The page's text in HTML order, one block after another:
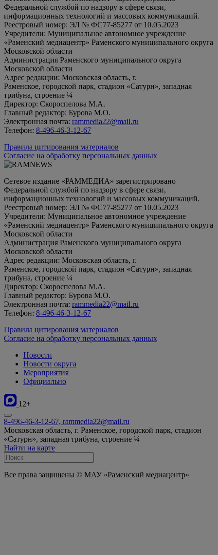
Федеральной службой по надзору в сфере связи,
информационных технологий и массовых коммуникаций.
Реестровый номер: ЭЛ № ФС77-85277 от 10.05.2023
Учредители: Муниципальное автономное учреждение
«Раменский медиацентр» Раменского муниципального округа
Московской области
Администрация Раменского муниципального округа
Московской области
Адрес редакции: Московская область, г.
Раменское, городской парк, стадион «Сатурн», западная
трибуна, строение ¼
Директор: Скороспелова М.А.
Главный редактор: Бурова М.О.
Электронная почта: rammedia22@mail.ru
Телефон: 8-496-46-3-12-67
Правила цитирования материалов
Согласие на обработку персональных данных
Сетевое издание «РАММЕДИА» зарегистрировано
Федеральной службой по надзору в сфере связи,
информационных технологий и массовых коммуникаций.
Реестровый номер: ЭЛ № ФС77-85277 от 10.05.2023
Учредители: Муниципальное автономное учреждение
«Раменский медиацентр» Раменского муниципального округа
Московской области
Администрация Раменского муниципального округа
Московской области
Адрес редакции: Московская область, г.
Раменское, городской парк, стадион «Сатурн», западная
трибуна, строение ¼
Директор: Скороспелова М.А.
Главный редактор: Бурова М.О.
Электронная почта: rammedia22@mail.ru
Телефон: 8-496-46-3-12-67
Правила цитирования материалов
Согласие на обработку персональных данных
Новости
Новости округа
Мероприятия
Официально
12+
8-496-46-3-12-67, rammedia22@mail.ru
Московская область, г. Раменское, городской парк, стадион
«Сатурн», западная трибуна, строение ¼
Найти на карте
Все права защищены © МАУ «Раменский медиацентр»